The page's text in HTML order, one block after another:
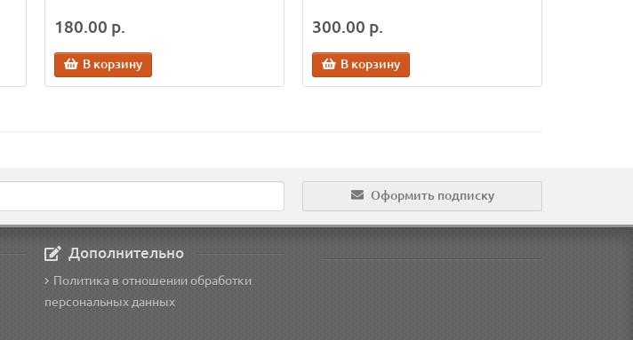
180.00 р.
В корзину
300.00 р.
В корзину
Оформить подписку
Дополнительно
Политика в отношении обработки
персональных данных